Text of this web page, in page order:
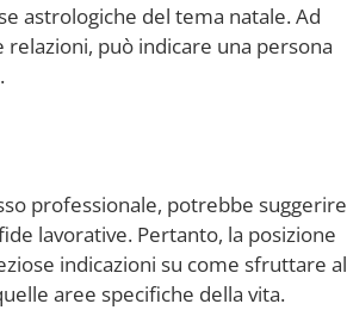
astrologiche del tema natale. Ad
relazioni, può indicare una persona
professionale, potrebbe suggerire
lavorative. Pertanto, la posizione
indicazioni su come sfruttare al
aree specifiche della vita.